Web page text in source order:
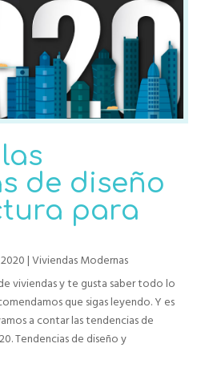
de diseño
para
|Viviendas Modernas
viviendas y te gusta saber todo lo
que sigas leyendo. Y es
a contar las tendencias de
Tendencias de diseño y